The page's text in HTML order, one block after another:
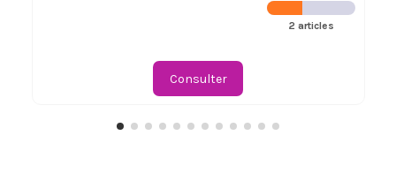
2 articles
Consulter